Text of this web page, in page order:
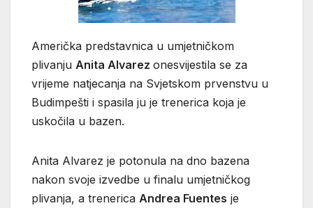
Američka predstavnica u umjetničkom
plivanju Anita Alvarez onesvijestila se za
vrijeme natjecanja na Svjetskom prvenstvu u
Budimpešti i spasila ju je trenerica koja je
uskočila u bazen.
Anita Alvarez je potonula na dno bazena
nakon svoje izvedbe u finalu umjetničkog
plivanja, a trenerica Andrea Fuentes je